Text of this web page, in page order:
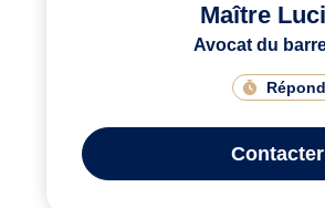
Maître
Avocat du
Contacter